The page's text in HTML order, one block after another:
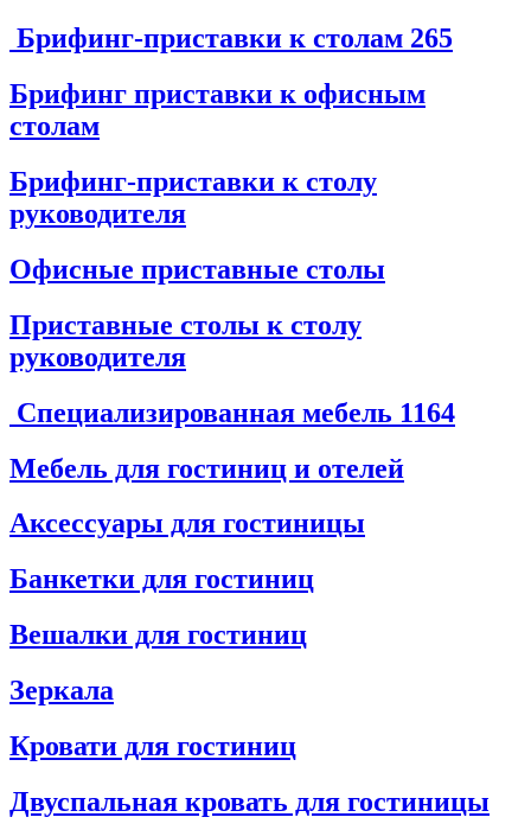
Брифинг-приставки к столам 265
Брифинг приставки к офисным
столам
Брифинг-приставки к столу
руководителя
Офисные приставные столы
Приставные столы к столу
руководителя
Специализированная мебель 1164
Мебель для гостиниц и отелей
Аксессуары для гостиницы
Банкетки для гостиниц
Вешалки для гостиниц
Зеркала
Кровати для гостиниц
Двуспальная кровать для гостиницы